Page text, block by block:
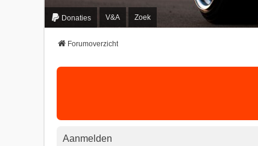
Donaties V&A Zoek
Forumoverzicht
Aanmelden